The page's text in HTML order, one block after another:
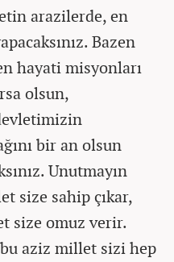
arazilerde, en
Bazen
hayati misyonları
olsun,
bir an olsun
Unutmayın
size sahip çıkar,
size omuz verir.
aziz millet sizi hep